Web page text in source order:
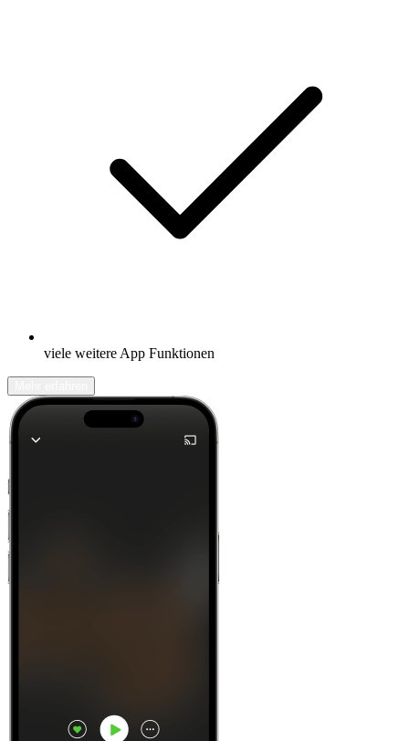
viele weitere App Funktionen